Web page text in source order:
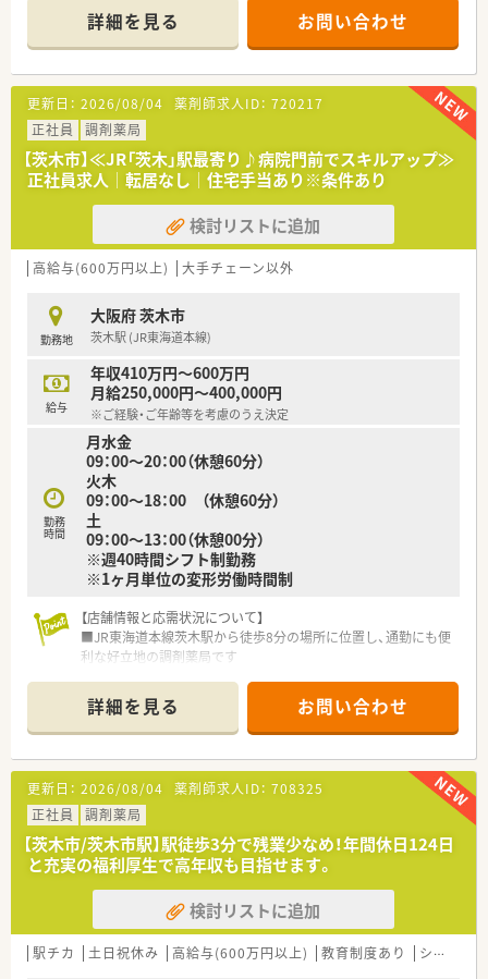
名と共に非常に活気のある体制で日々の調剤業務を支えていま
す。
■午後の来局が全体の7割を占める多忙な環境ですが、管理薬剤
師を中心にチームワークを活かした迅速な対応を徹底している
店舗です。
【募集背景と求める人物像について】
■今回は欠員補充による急募案件となっており、周囲と協力しな
がら円滑に業務を進められる協調性のある薬剤師の方を求めて
います。
■在宅業務で車の運転をお願いすることがあるため、運転免許を
お持ちの方やこれから運転スキルを磨きたい方を積極的に歓迎
します。
■地域の患者様に寄り添う姿勢を大切にしているため、丁寧な服
えです。
【想定される業務内容】
■処方箋に基づく正確な調剤や監査および丁寧な服薬指導をメ
インとし、患者様一人ひとりに最適な健康アドバイスを提供して
いただきます。
■約30床の施設在宅業務にも携わっていただき、往診同行など
を通じて多職種と連携した高度な在宅医療の経験を積むことが
可能です。
■非薬剤師の店長が在宅の配送や事務作業を積極的に巻き取っ
てくれるため、薬剤師は専門業務である対人業務に専念できる環
境です。
詳細を見る お問い合わせ
更新日： 2026/08/04 薬剤師求人ID： 720217
正社員
調剤薬局
【茨木市】≪JR「茨木」駅最寄り♪病院門前でスキルアップ≫
正社員求人│転居なし│住宅手当あり※条件あり
検討リストに追加
高給与(600万円以上) 大手チェーン以外
勤務地
大阪府 茨木市
茨木駅 (JR東海道本線)
給与
年収410万円～600万円
月給250,000円～400,000円
※ご経験・ご年齢等を考慮のうえ決定
勤務
時間
月水金
09：00～20：00（休憩60分）
火木
09：00～18：00 （休憩60分）
土
09：00～13：00（休憩00分）
※週40時間シフト制勤務
※1ヶ月単位の変形労働時間制
【店舗情報と応需状況について】
■JR東海道本線茨木駅から徒歩8分の場所に位置し、通勤にも便
利な好立地の調剤薬局です
多科目の処方箋に対応します
■1日あたり約100枚の処方箋を、常勤3名とパート2名の薬剤師
が協力して対応しています
【求人情報について】
■経験や年齢を考慮の上、年収410万円から600万円の間で給与
条件の提示が可能です
■住宅手当や家族手当など、生活をサポートする手当が非常に充
実しており安心して働けます
■夜診手当が設定されており、20時までの勤務回数に応じてし
っかりと給与に還元されます
【勤務実態について】
■完全週休2日制を採用しており、日曜と祝日に加えて平日の休
詳細を見る お問い合わせ
更新日： 2026/08/04 薬剤師求人ID： 708325
正社員
調剤薬局
【茨木市/茨木市駅】駅徒歩3分で残業少なめ！年間休日124日
と充実の福利厚生で高年収も目指せます。
検討リストに追加
駅チカ 土日祝休み 高給与(600万円以上) 教育制度あり シフト制